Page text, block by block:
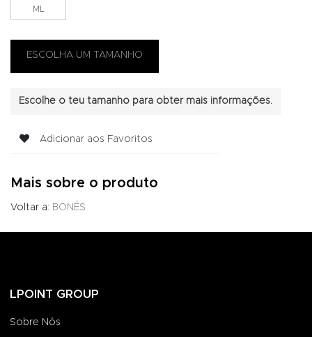
ML
Escolhe o teu tamanho para obter mais informações.
Adicionar aos Favoritos
Mais sobre o produto
Voltar a: BONÉS
LPOINT GROUP
Sobre Nós